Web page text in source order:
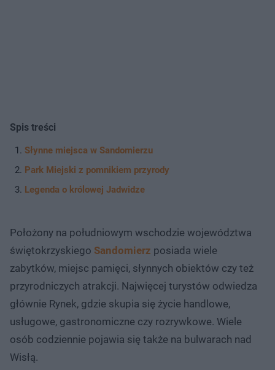
Spis treści
Słynne miejsca w Sandomierzu
Park Miejski z pomnikiem przyrody
Legenda o królowej Jadwidze
Położony na południowym wschodzie województwa
świętokrzyskiego Sandomierz posiada wiele
zabytków, miejsc pamięci, słynnych obiektów czy też
przyrodniczych atrakcji. Najwięcej turystów odwiedza
głównie Rynek, gdzie skupia się życie handlowe,
usługowe, gastronomiczne czy rozrywkowe. Wiele
osób codziennie pojawia się także na bulwarach nad
Wisłą.